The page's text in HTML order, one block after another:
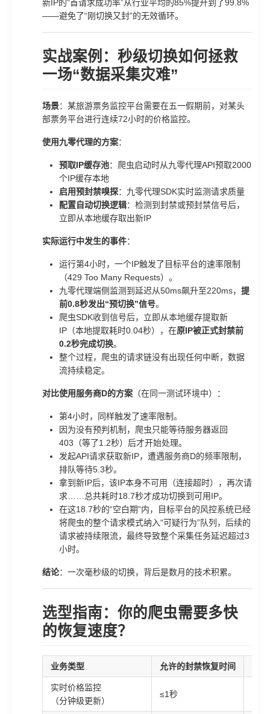
新IP的“首请求成功率”从行业平均的85%提升到了99.8%
——避免了“刚切换又封”的无效循环。
实战案例：秒级切换如何拯救
一场“数据采集灾难”
场景：某旅游票务监控平台需要在五一假期前，对某头
部票务平台进行连续72小时的价格监控。
使用九零代理的方案：
预取IP缓存池：爬虫启动时从九零代理API预取2000
个IP缓存本地
启用预封禁嗅探：九零代理SDK实时监测请求质量
配置自动切换逻辑：检测到封禁或预封禁信号后，
立即从本地缓存取出新IP
实际运行中发生的事件：
运行第4小时，一个IP触发了目标平台的速率限制
（429 Too Many Requests）。
九零代理端侧监测到延迟从50ms飙升至220ms， 提
前0.8秒发出“预切换”信号。
爬虫SDK收到信号后，立即从本地缓存提取新
IP（本地提取耗时0.04秒），在原IP被正式封禁前
0.2秒完成切换。
整个过程，爬虫的请求链没有出现任何中断，数据
流持续稳定。
对比使用服务商D的方案 （在同一测试环境中）：
第4小时，同样触发了速率限制。
因为没有预判机制，爬虫只能等待服务器返回
403（等了1.2秒）后才开始处理。
发起API请求获取新IP，遭遇服务商D的频率限制，
排队等待5.3秒。
拿到新IP后，该IP本身不可用（连接超时），再次请
求……总共耗时18.7秒才成功切换到可用IP。
在这18.7秒的“空白期”内，目标平台的风控系统已经
将爬虫的整个请求模式纳入“可疑行为”队列，后续的
请求被持续限流，最终导致整个采集任务延迟超过3
小时。
结论：一次毫秒级的切换，背后是数月的技术积累。
选型指南：你的爬虫需要多快
的恢复速度？
业务类型 允许的封禁恢复时间
实时价格监控
（分钟级更新）
≤1秒